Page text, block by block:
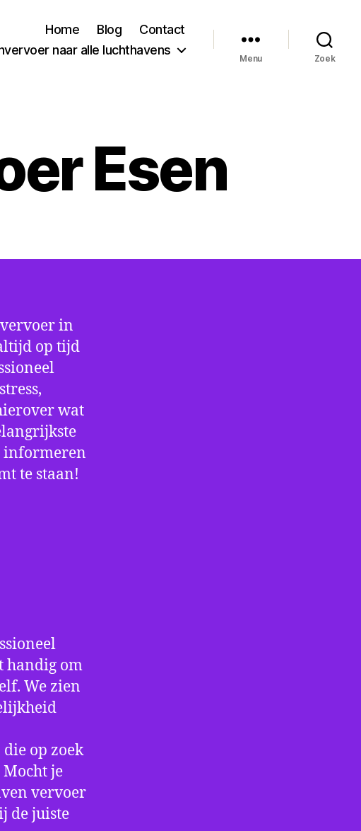
Home Blog
Contact
naar alle luchthavens
Menu Zoek
Esen
in
op tijd
wat
informeren
te staan!
handig om
We zien
op zoek
je
vervoer
de juiste